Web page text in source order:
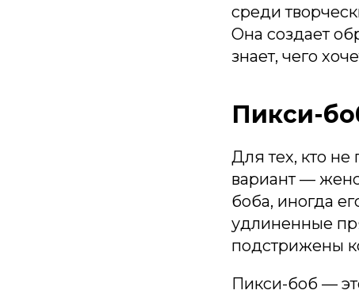
среди
Она создает
знает, чего
Пикси-
Для тех, кто
вариант —
боба, иногда
удлиненные
подстрижены
Пикси-боб —